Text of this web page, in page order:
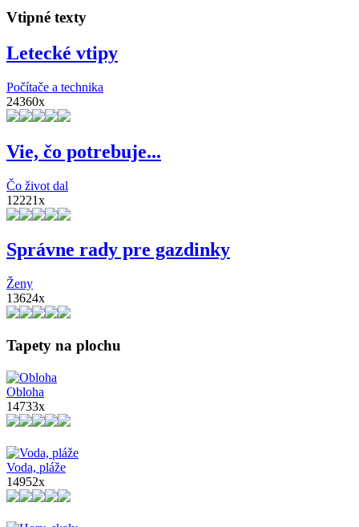
Vtipné texty
Letecké vtipy
Počítače a technika
24360x
Vie, čo potrebuje...
Čo život dal
12221x
Správne rady pre gazdinky
Ženy
13624x
Tapety na plochu
Obloha
14733x
Voda, pláže
14952x